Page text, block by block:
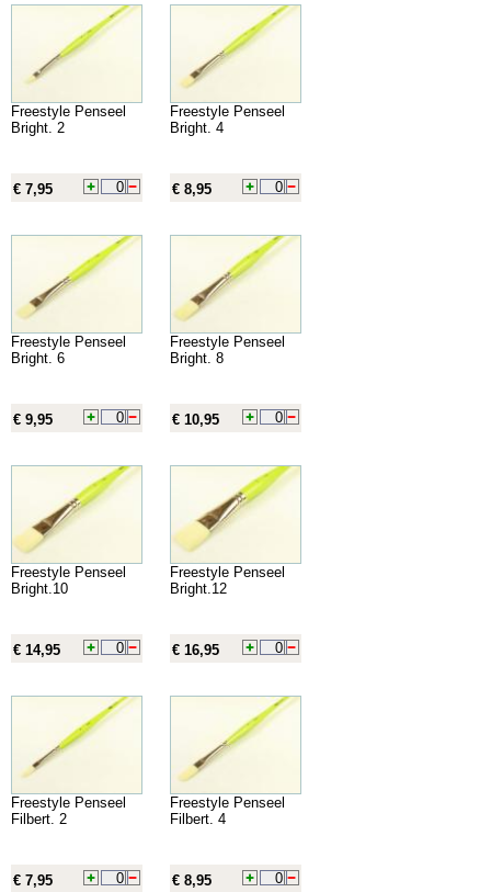
Freestyle Penseel
Bright. 2
€ 7,95
Freestyle Penseel
Bright. 4
€ 8,95
Freestyle Penseel
Bright. 6
€ 9,95
Freestyle Penseel
Bright. 8
€ 10,95
Freestyle Penseel
Bright.10
€ 14,95
Freestyle Penseel
Bright.12
€ 16,95
Freestyle Penseel
Filbert. 2
€ 7,95
Freestyle Penseel
Filbert. 4
€ 8,95